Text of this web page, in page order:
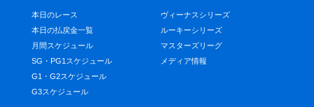
本日のレース
本日の払戻金一覧
月間スケジュール
SG・PG1スケジュール
G1・G2スケジュール
G3スケジュール
ヴィーナスシリーズ
ルーキーシリーズ
マスターズリーグ
メディア情報